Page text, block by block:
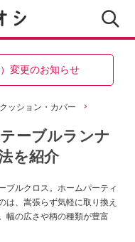
変更のお知らせ
クッション・カバー
ーブルランナ
を紹介
ブルクロス。ホームパーティ
は、嵩張らず気軽に取り換え
幅の広さや柄の種類が豊富